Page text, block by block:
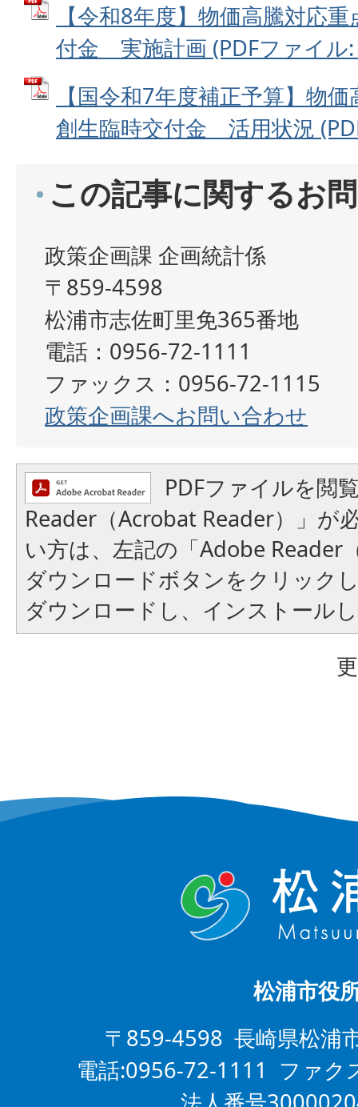
【令和8年度】物価高騰対応
付金 実施計画 (PDFファイル
【国令和7年度補正予算】物
創生臨時交付金 活用状況
この記事に関するお
政策企画課 企画統計係
〒859-4598
松浦市志佐町里免365番地
電話：0956-72-1111
ファックス：0956-72-1115
政策企画課へお問い合わせ
PDFファイルを閲
Reader（Acrobat Reader）」が
い方は、左記の「Adobe Reader
ダウンロードボタンをクリック
ダウンロードし、インストール
松浦市役
〒859-4598 長崎県松浦
電話:0956-72-1111 ファ